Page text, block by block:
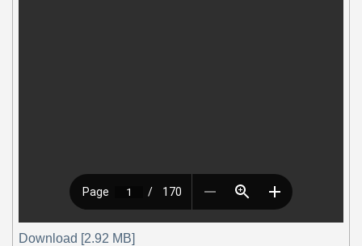
Download [2.92 MB]